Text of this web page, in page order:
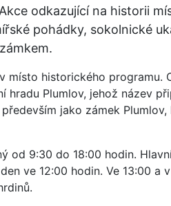
odkazující na historii
pohádky, sokolnické
místo historického programu.
hradu Plumlov, jehož název
jako zámek
od 9:30 do 18:00 hodin.
ve 12:00 hodin. Ve 13:00 a